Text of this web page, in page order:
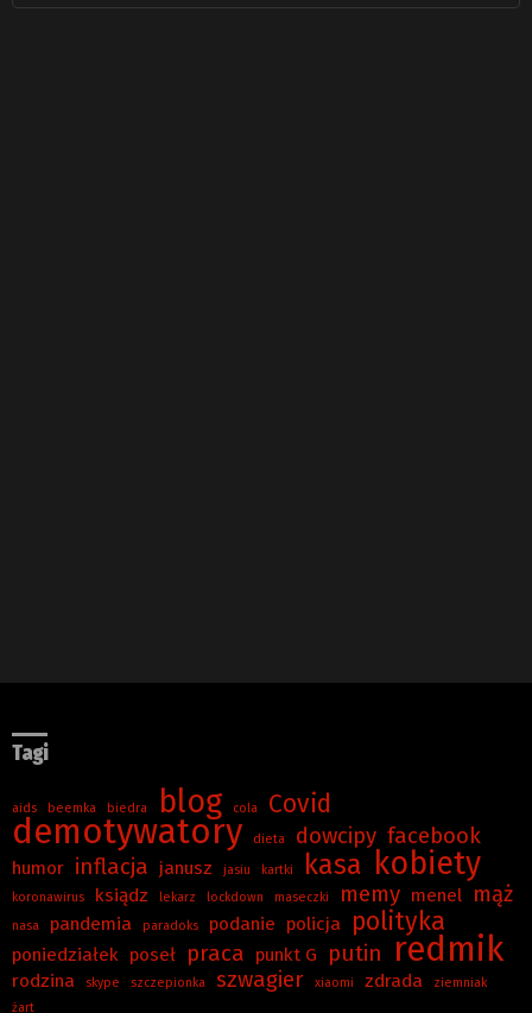
Tagi
aids beemka biedra blog cola Covid
demotywatory dieta dowcipy facebook
humor inflacja janusz jasiu kartki kasa kobiety
koronawirus ksiądz lekarz lockdown maseczki memy menel mąż
nasa pandemia paradoks podanie policja polityka
poniedziałek poseł praca punkt G putin redmik
rodzina skype szczepionka szwagier xiaomi zdrada
ziemniak
żart